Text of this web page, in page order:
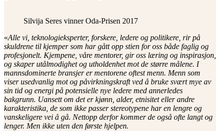
Silvija Seres vinner Oda-Prisen 2017
«Alle vi, teknologieksperter, forskere, ledere og politikere, rir på
skuldrene til kjemper som har gått opp stien for oss både faglig og
profesjonelt. Kjempene, våre mentorer, gir oss læring og inspirasjon,
og skaper utålmodighet og utholdenhet mot de større målene. I
mannsdominerte bransjer er mentorene oftest menn. Menn som
viser usedvanlig mot og påvirkningskraft ved å bruke svært mye av
sin tid og energi på potensielle nye ledere med annerledes
bakgrunn. Uansett om det er kjønn, alder, etnisitet eller andre
karakteristika, de som ikke passer stereotypene har en lengre og
vanskeligere vei å gå. Nettopp derfor kommer de også ofte langt og
lenger. Men ikke uten den første hjelpen.